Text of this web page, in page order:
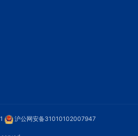
沪公网安备31010102007947